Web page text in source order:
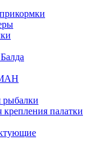
рыбалки
палатки